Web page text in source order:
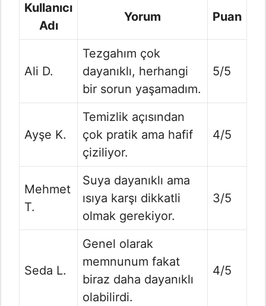
Kullanıcı
Adı
Yorum Puan
Ali D.
Tezgahım çok
dayanıklı, herhangi
bir sorun yaşamadım.
5/5
Ayşe K.
Temizlik açısından
çok pratik ama hafif
çiziliyor.
4/5
Mehmet
T.
Suya dayanıklı ama
ısıya karşı dikkatli
olmak gerekiyor.
3/5
Seda L.
Genel olarak
memnunum fakat
biraz daha dayanıklı
olabilirdi.
4/5